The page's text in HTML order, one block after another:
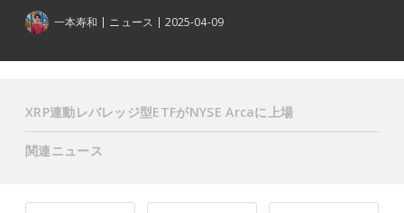
一本寿和 ニュース 2025-04-09
XRP連動レバレッジ型ETFがNYSE Arcaに上場
関連ニュース